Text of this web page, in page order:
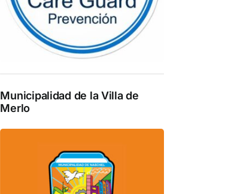
Municipalidad de la Villa de
Merlo